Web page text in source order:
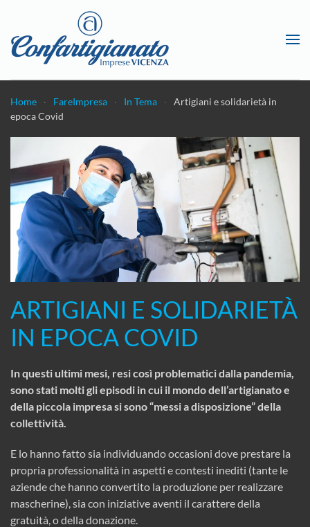
Passa al contenuto principale
Home FareImpresa In Tema
Artigiani e solidarietà in
epoca Covid
ARTIGIANI E SOLIDARIETÀ
IN EPOCA COVID
In questi ultimi mesi, resi così problematici dalla pandemia,
sono stati molti gli episodi in cui il mondo dell’artigianato e
della piccola impresa si sono “messi a disposizione” della
collettività.
E lo hanno fatto sia individuando occasioni dove prestare la
propria professionalità in aspetti e contesti inediti (tante le
aziende che hanno convertito la produzione per realizzare
mascherine), sia con iniziative aventi il carattere della
gratuità, o della donazione.